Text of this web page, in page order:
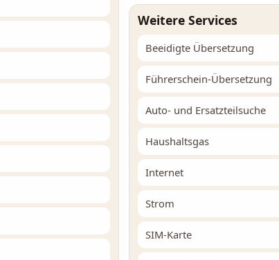
Weitere Services
Beeidigte Übersetzung
Führerschein-Übersetzung
Auto- und Ersatzteilsuche
Haushaltsgas
Internet
Strom
SIM-Karte